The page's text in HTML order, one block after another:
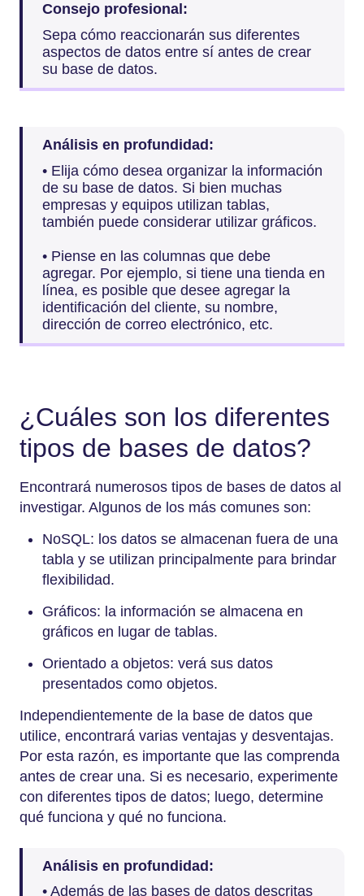
Consejo profesional:
Sepa cómo reaccionarán sus diferentes
aspectos de datos entre sí antes de crear
su base de datos.
Análisis en profundidad:
• Elija cómo desea organizar la información
de su base de datos. Si bien muchas
empresas y equipos utilizan tablas,
también puede considerar utilizar gráficos.
• Piense en las columnas que debe
agregar. Por ejemplo, si tiene una tienda en
línea, es posible que desee agregar la
identificación del cliente, su nombre,
dirección de correo electrónico, etc.
¿Cuáles son los diferentes
tipos de bases de datos?
Encontrará numerosos tipos de bases de datos al
investigar. Algunos de los más comunes son:
NoSQL: los datos se almacenan fuera de una
tabla y se utilizan principalmente para brindar
flexibilidad.
Gráficos: la información se almacena en
gráficos en lugar de tablas.
Orientado a objetos: verá sus datos
presentados como objetos.
Independientemente de la base de datos que
utilice, encontrará varias ventajas y desventajas.
Por esta razón, es importante que las comprenda
antes de crear una. Si es necesario, experimente
con diferentes tipos de datos; luego, determine
qué funciona y qué no funciona.
Análisis en profundidad:
• Además de las bases de datos descritas